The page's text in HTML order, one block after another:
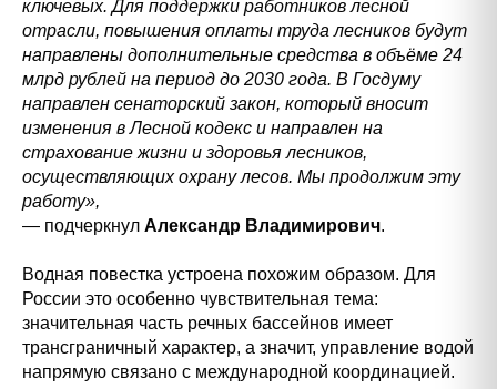
ключевых. Для поддержки работников лесной
отрасли, повышения оплаты труда лесников будут
направлены дополнительные средства в объёме 24
млрд рублей на период до 2030 года. В Госдуму
направлен сенаторский закон, который вносит
изменения в Лесной кодекс и направлен на
страхование жизни и здоровья лесников,
осуществляющих охрану лесов. Мы продолжим эту
работу»,
— подчеркнул Александр Владимирович.
Водная повестка устроена похожим образом. Для
России это особенно чувствительная тема:
значительная часть речных бассейнов имеет
трансграничный характер, а значит, управление водой
напрямую связано с международной координацией.